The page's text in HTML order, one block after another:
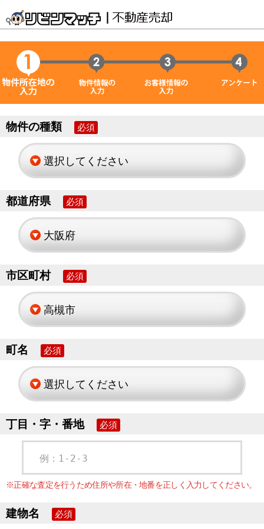
物件の種類 必須
都道府県 必須
市区町村 必須
町名 必須
丁目・字・番地 必須
例：1-2-3
※正確な査定を行うため住所や所在・地番を正しく入力してください。
建物名 必須